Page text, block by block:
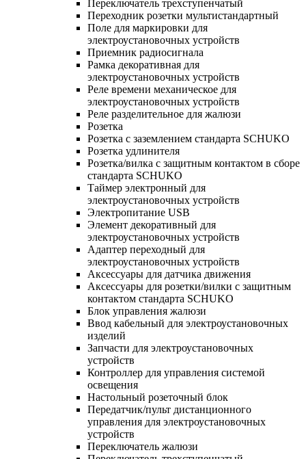
Переключатель трехступенчатый
Переходник розетки мультистандартный
Поле для маркировки для
электроустановочных устройств
Приемник радиосигнала
Рамка декоративная для
электроустановочных устройств
Реле времени механическое для
электроустановочных устройств
Реле разделительное для жалюзи
Розетка
Розетка с заземлением стандарта SCHUKO
Розетка удлинителя
Розетка/вилка с защитным контактом в сборе
стандарта SCHUKO
Таймер электронный для
электроустановочных устройств
Электропитание USB
Элемент декоративный для
электроустановочных устройств
Адаптер переходный для
электроустановочных устройств
Аксессуары для датчика движения
Аксессуары для розетки/вилки с защитным
контактом стандарта SCHUKO
Блок управления жалюзи
Ввод кабельный для электроустановочных
изделий
Запчасти для электроустановочных
устройств
Контроллер для управления системой
освещения
Настольный розеточный блок
Передатчик/пульт дистанционного
управления для электроустановочных
устройств
Переключатель жалюзи